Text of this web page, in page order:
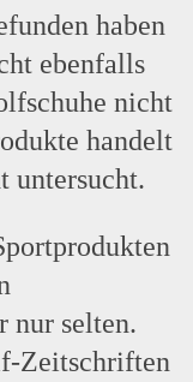
haben
ebenfalls
nicht
handelt
untersucht.
nur selten.
Zeitschriften